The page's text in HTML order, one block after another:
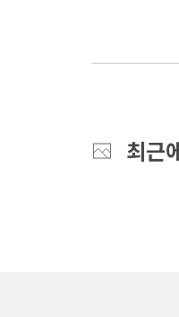
최근